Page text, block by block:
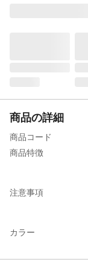
商品の詳細
商品コード
商品特徴
注意事項
カラー